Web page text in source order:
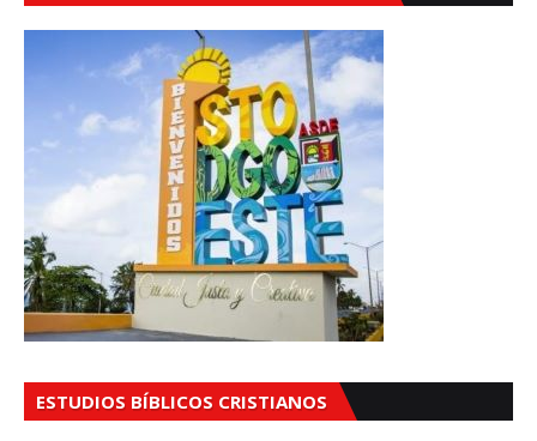
ESTUDIOS BÍBLICOS CRISTIANOS